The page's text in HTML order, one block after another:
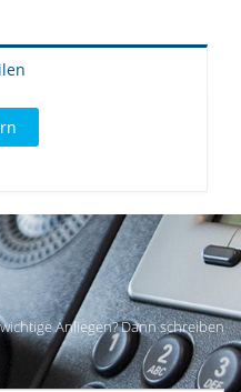
Anliegen? Dann schreiben